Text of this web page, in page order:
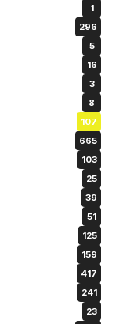
1
296
5
16
3
8
107
665
103
25
39
51
125
159
417
241
23